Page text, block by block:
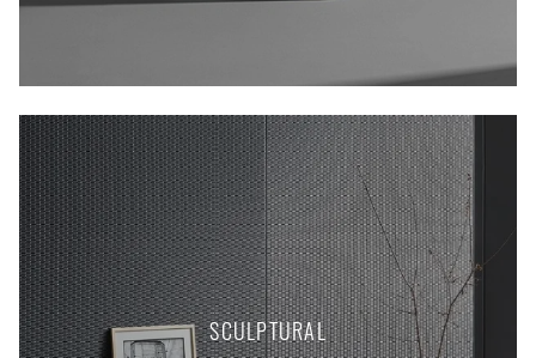
SCULPTURAL